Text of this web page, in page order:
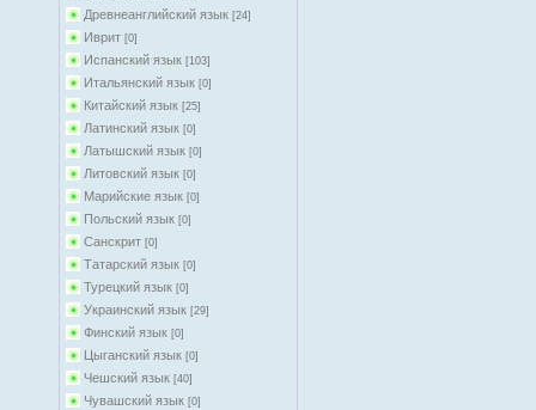
Древнеанглийский язык [24]
Иврит [0]
Испанский язык [103]
Итальянский язык [0]
Китайский язык [25]
Латинский язык [0]
Латышский язык [0]
Литовский язык [0]
Марийские язык [0]
Польский язык [0]
Санскрит [0]
Татарский язык [0]
Турецкий язык [0]
Украинский язык [29]
Финский язык [0]
Цыганский язык [0]
Чешский язык [40]
Чувашский язык [0]